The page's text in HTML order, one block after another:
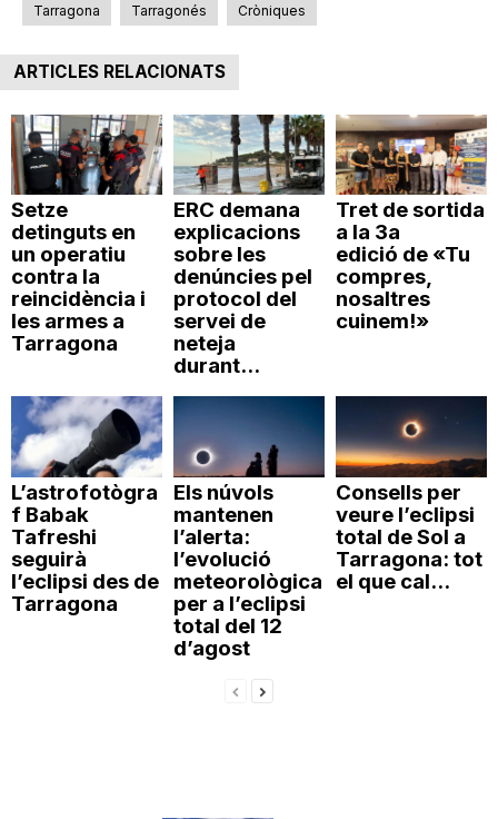
Tarragona Tarragonés Cròniques
ARTICLES RELACIONATS
Setze
detinguts en
un operatiu
contra la
reincidència i
les armes a
Tarragona
ERC demana
explicacions
sobre les
denúncies pel
protocol del
servei de
neteja
durant...
Tret de sortida
a la 3a
edició de «Tu
compres,
nosaltres
cuinem!»
L’astrofotògra
f Babak
Tafreshi
seguirà
l’eclipsi des de
Tarragona
Els núvols
mantenen
l’alerta:
l’evolució
meteorològica
per a l’eclipsi
total del 12
d’agost
Consells per
veure l’eclipsi
total de Sol a
Tarragona: tot
el que cal...